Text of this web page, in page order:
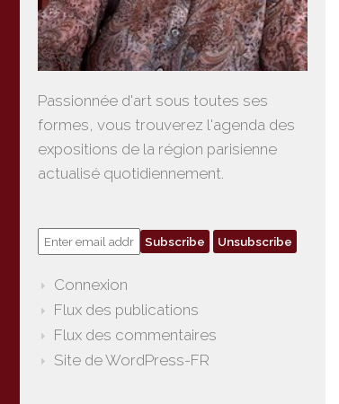
Passionnée d'art sous toutes ses
formes, vous trouverez l'agenda des
expositions de la région parisienne
actualisé quotidiennement.
Connexion
Flux des publications
Flux des commentaires
Site de WordPress-FR